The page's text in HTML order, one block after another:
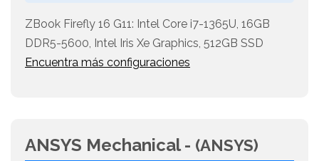
ZBook Firefly 16 G11: Intel Core i7-1365U, 16GB
DDR5-5600, Intel Iris Xe Graphics, 512GB SSD
Encuentra más configuraciones
ANSYS Mechanical - (ANSYS)